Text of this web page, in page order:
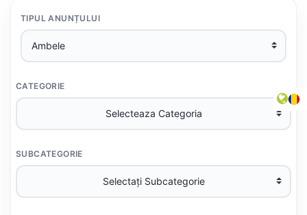
TIPUL ANUNȚULUI
CATEGORIE
SUBCATEGORIE